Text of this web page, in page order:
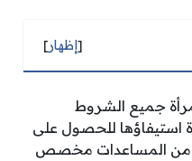
[إظهار]
جميع الشروط
استيفاؤها للحصول على
من المساعدات مخصص